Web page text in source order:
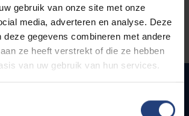
gebruik van onze site met onze
media, adverteren en analyse. Deze
deze gegevens combineren met andere
ze heeft verstrekt of die ze hebben
van uw gebruik van hun services.